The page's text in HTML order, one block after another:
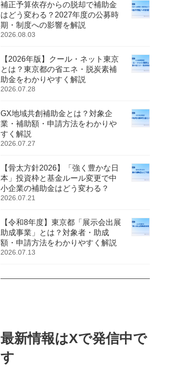
補正予算依存からの脱却で補助金
はどう変わる？2027年度の公募時
期・制度への影響を解説
2026.08.03
【2026年版】クール・ネット東京
とは？東京都の省エネ・脱炭素補
助金をわかりやすく解説
2026.07.28
GX地域共創補助金とは？対象企
業・補助額・申請方法をわかりや
すく解説
2026.07.27
【骨太方針2026】「強く豊かな日
本」投資枠と基金ルール変更で中
小企業の補助金はどう変わる？
2026.07.21
【令和8年度】東京都「展示会出展
助成事業」とは？対象者・助成
額・申請方法をわかりやすく解説
2026.07.13
最新情報はXで発信中で
す